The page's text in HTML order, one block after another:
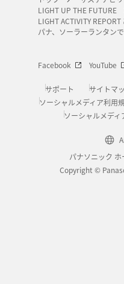
LIGHT UP THE FUTURE
LIGHT ACTIVITY
パナ、ソーラーランタン
Facebook YouTube
サポート サイトマ
ソーシャルメディア利用
ソーシャルメディ
パナソニック
Copyright ©